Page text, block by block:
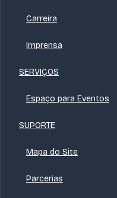
Carreira
Imprensa
SERVIÇOS
Espaço para Eventos
SUPORTE
Mapa do Site
Parcerias